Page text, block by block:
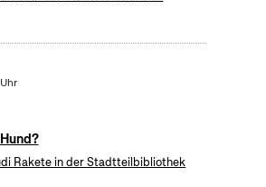
Rakete in der Stadtteilbibliothek